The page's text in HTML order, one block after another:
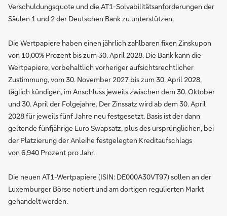
Verschuldungsquote und die AT1-Solvabilitätsanforderungen der
Säulen 1 und 2 der Deutschen Bank zu unterstützen.
Die Wertpapiere haben einen jährlich zahlbaren fixen Zinskupon
von 10,00% Prozent bis zum 30. April 2028. Die Bank kann die
Wertpapiere, vorbehaltlich vorheriger aufsichtsrechtlicher
Zustimmung, vom 30. November 2027 bis zum 30. April 2028,
täglich kündigen, im Anschluss jeweils zwischen dem 30. Oktober
und 30. April der Folgejahre. Der Zinssatz wird ab dem 30. April
2028 für jeweils fünf Jahre neu festgesetzt. Basis ist der dann
geltende fünfjährige Euro Swapsatz, plus des ursprünglichen, bei
der Platzierung der Anleihe festgelegten Kreditaufschlags
von 6,940 Prozent pro Jahr.
Die neuen AT1-Wertpapiere (ISIN: DE000A30VT97) sollen an der
Luxemburger Börse notiert und am dortigen regulierten Markt
gehandelt werden.